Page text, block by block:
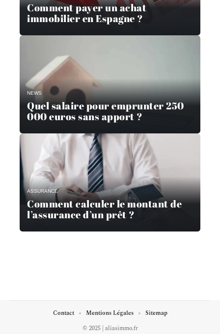
Comment payer un achat
immobilier en Espagne ?
NEWS
Quel salaire pour emprunter 250
000 euros sans apport ?
ASSURANCE
Comment calculer le montant de
l’assurance d’un prêt ?
© 2025 | aliasimmo.fr
Contact Mentions Légales Sitemap